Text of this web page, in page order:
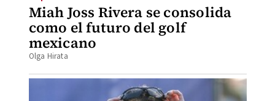
Miah Joss Rivera se consolida
como el futuro del golf
mexicano
Olga Hirata